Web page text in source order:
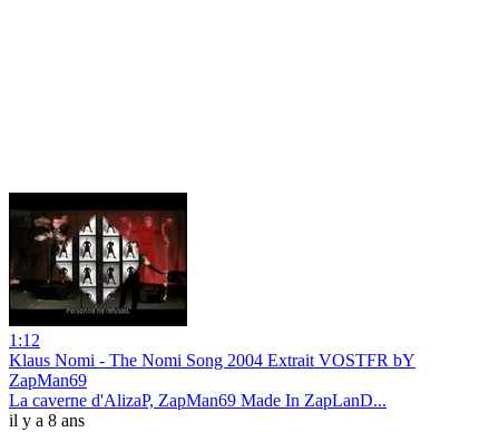
1:12
Klaus Nomi - The Nomi Song 2004 Extrait VOSTFR bY
ZapMan69
La caverne d'AlizaP, ZapMan69 Made In ZapLanD...
il y a 8 ans